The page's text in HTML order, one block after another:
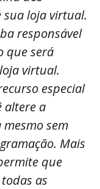
loja virtual.
responsável
que será
virtual.
especial
altere a
sem
Mais
que
as